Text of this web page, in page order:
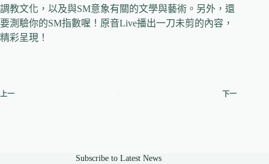
調教文化，以及與SM意象有關的文學與藝術。另外，還
要測驗你的SM指數喔！原音Live播出一刀未剪的內容，
精彩呈現！
上一 下一
Subscribe to Latest News